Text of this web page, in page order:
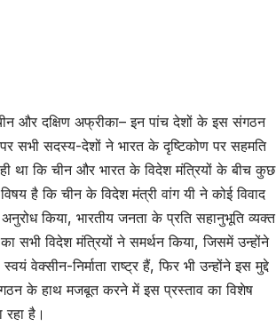
और दक्षिण अफ्रीका– इन पांच देशों के इस संगठन
सभी सदस्य-देशों ने भारत के दृष्टिकोण पर सहमति
था कि चीन और भारत के विदेश मंत्रियों के बीच कुछ
है कि चीन के विदेश मंत्री वांग यी ने कोई विवाद
किया, भारतीय जनता के प्रति सहानुभूति व्यक्त
विदेश मंत्रियों ने समर्थन किया, जिसमें उन्होंने
वेक्सीन-निर्माता राष्ट्र हैं, फिर भी उन्होंने इस मुद्दे
के हाथ मजबूत करने में इस प्रस्ताव का विशेष
रहा है।